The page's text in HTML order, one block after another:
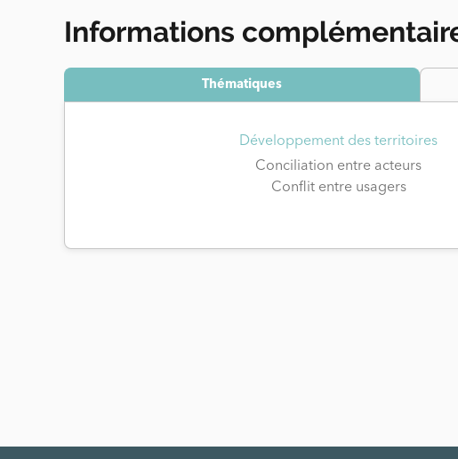
Informations
Thématiques
Développement des territoires
Conciliation entre acteurs
Conflit entre usagers